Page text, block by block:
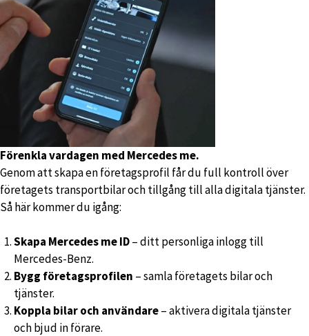
Förenkla vardagen med Mercedes me.
Genom att skapa en företagsprofil får du full kontroll över
företagets transportbilar och tillgång till alla digitala tjänster.
Så här kommer du igång:
Skapa Mercedes me ID– ditt personliga inlogg till
Mercedes-Benz.
Bygg företagsprofilen – samla företagets bilar och
tjänster.
Koppla bilar och användare– aktivera digitala tjänster
och bjud in förare.